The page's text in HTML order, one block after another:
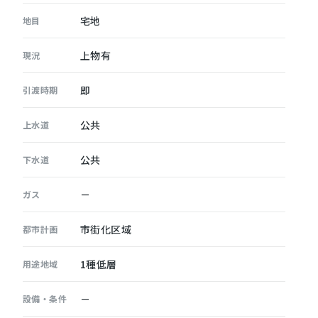
地目 宅地
現況 上物有
引渡時期 即
上水道 公共
下水道 公共
ガス －
都市計画 市街化区域
用途地域 1種低層
設備・条件 －